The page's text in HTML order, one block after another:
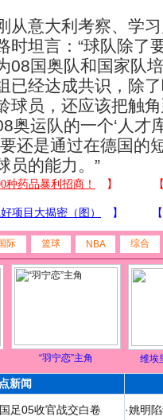
从意大利考察、学
时坦言：“球队除了
08国奥队和国家队
已经达成共识，除
球员，还应该把触
奥运队的一个‘人才
还是通过在德国的
员的能力。”
际 篮球 NBA 综合
“羽宁恋”主角 维埃
新闻
足05收官战交白卷
·姚明